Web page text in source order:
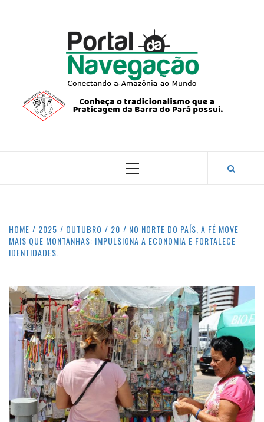
CONECTANDO A AMAZÔNIA COM O MUNDO.
Primary
HOME 2025 OUTUBRO 20
NO NORTE DO PAÍS, A FÉ MOVE
MAIS QUE MONTANHAS: IMPULSIONA A ECONOMIA E FORTALECE
IDENTIDADES.